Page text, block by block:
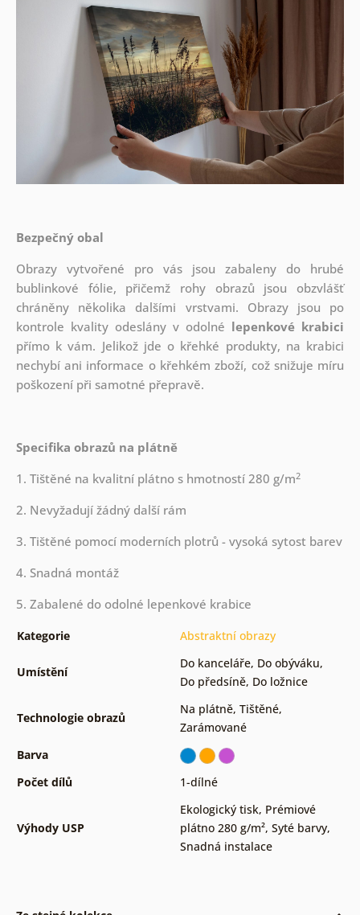
Bezpečný obal
Obrazy vytvořené pro vás jsou zabaleny do hrubé
bublinkové fólie, přičemž rohy obrazů jsou obzvlášť
chráněny několika dalšími vrstvami. Obrazy jsou po
kontrole kvality odeslány v odolné lepenkové krabici
přímo k vám. Jelikož jde o křehké produkty, na krabici
nechybí ani informace o křehkém zboží, což snižuje míru
poškození při samotné přepravě.
Specifika obrazů na plátně
1. Tištěné na kvalitní plátno s hmotností 280 g/m2
2. Nevyžadují žádný další rám
3. Tištěné pomocí moderních plotrů - vysoká sytost barev
4. Snadná montáž
5. Zabalené do odolné lepenkové krabice
Kategorie Abstraktní obrazy
Umístění
Do kanceláře, Do obýváku,
Do předsíně, Do ložnice
Technologie obrazů
Na plátně, Tištěné,
Zarámované
Barva
Počet dílů
1-dílné
Výhody USP
Ekologický tisk, Prémiové
plátno 280 g/m², Syté barvy,
Snadná instalace